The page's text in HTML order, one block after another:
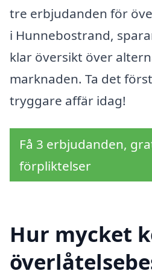
tre erbjudanden för
i Hunnebostrand,
klar översikt över
marknaden. Ta det
tryggare affär idag!
Få 3 erbjudanden,
förpliktelser
Hur mycket